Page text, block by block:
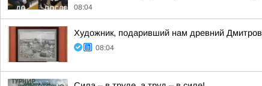
08:04
Художник, подаривший нам древний Дмитров
08:04